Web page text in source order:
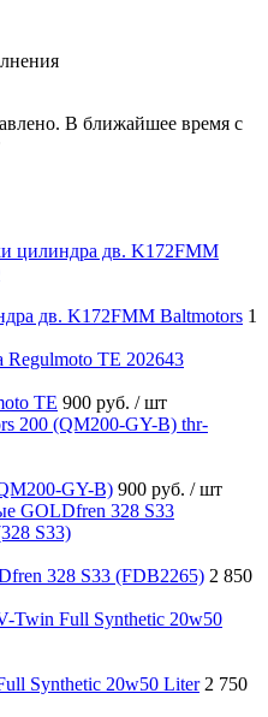
В ближайшее время с
дв. K172FMM Baltmotors 1
TE 900 руб. / шт
GY-B) 900 руб. / шт
328 S33 (FDB2265) 2 850
Synthetic 20w50 Liter 2 750